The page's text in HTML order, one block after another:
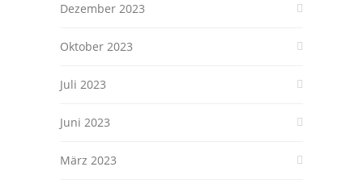
Dezember 2023
Oktober 2023
Juli 2023
Juni 2023
März 2023